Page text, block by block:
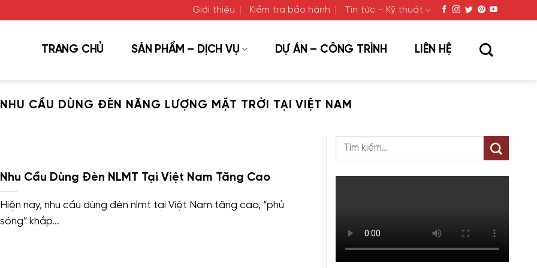
Giới thiệu Kiểm tra bảo hành Tin tức – Kỹ thuật
TRANG CHỦ SẢN PHẨM – DỊCH VỤ DỰ ÁN – CÔNG TRÌNH LIÊN HỆ
NHU CẦU DÙNG ĐÈN NĂNG LƯỢNG MẶT TRỜI TẠI VIỆT NAM
Nhu Cầu Dùng Đèn NLMT Tại Việt Nam Tăng Cao
Hiện nay, nhu cầu dùng đèn nlmt tại Việt Nam tăng cao, “phủ
sóng” khắp...